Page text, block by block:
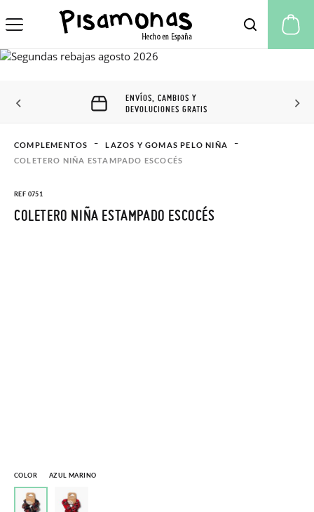
ENVÍOS, CAMBIOS Y
DEVOLUCIONES GRATIS
COMPLEMENTOS
LAZOS Y GOMAS PELO NIÑA
COLETERO NIÑA ESTAMPADO ESCOCÉS
REF 0751
COLETERO NIÑA ESTAMPADO ESCOCÉS
COLOR AZUL MARINO